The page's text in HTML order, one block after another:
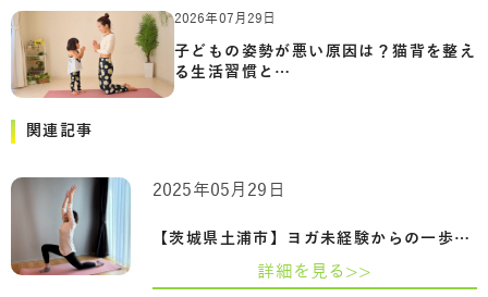
2026年07月29日
子どもの姿勢が悪い原因は？猫背を整え
る生活習慣と…
関連記事
【茨城県土浦市】ヨガ未経験からの一歩。…
2025年05月29日
詳細を見る>>